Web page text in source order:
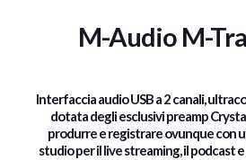
M-Audio M-
Interfaccia audio USB a 2 canali,
dotata degli esclusivi preamp
produrre e registrare ovunque con
studio per il live streaming, il podcast